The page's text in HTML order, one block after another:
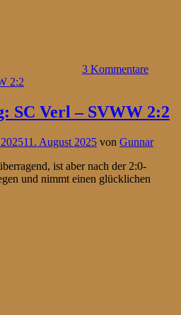
3 Kommentare
SC Verl – SVWW 2:2
11. August 2025 von Gunnar
ist aber nach der 2:0-
und nimmt einen glücklichen